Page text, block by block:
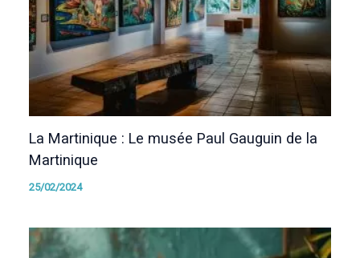
La Martinique : Le musée Paul Gauguin de la
Martinique
25/02/2024